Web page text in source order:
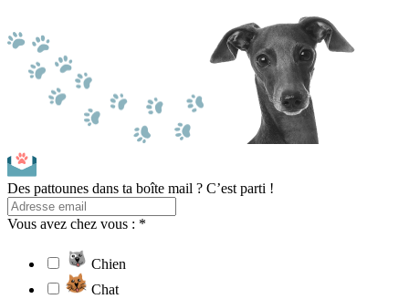
Des pattounes dans ta boîte mail ? C’est parti !
Vous avez chez vous : *
Chien
Chat